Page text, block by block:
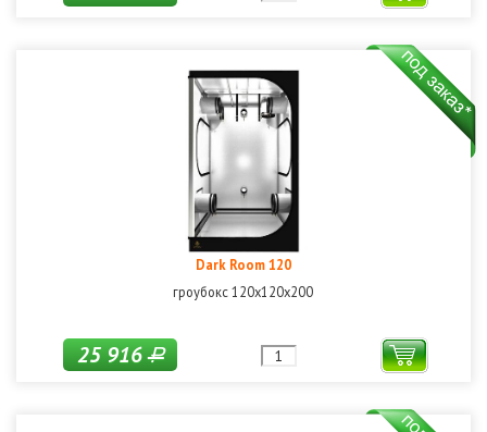
Dark Room 120
гроубокс 120x120x200
25 916Р